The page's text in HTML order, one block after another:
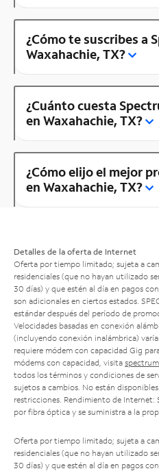
¿Cómo te suscribes a
Waxahachie, TX?
¿Cuánto cuesta
en Waxahachie, TX?
¿Cómo elijo el mejor
en Waxahachie, TX?
Detalles de la oferta de Internet
Oferta por tiempo limitado; sujeta a
residenciales (que no hayan utilizado
30 días) y que estén al día en pagos
son adicionales en ciertos estados.
estándar después del período de
Velocidades basadas en conexión
(incluyendo conexión inalámbrica)
requiere módem con capacidad Gig
módems con capacidad, visita
todos los términos y condiciones de
sujetos a cambios. No están
restricciones. Rendimiento de
por fibra óptica y se suministra a la
Oferta por tiempo limitado; sujeta a
residenciales (que no hayan utilizado
30 días) y que estén al día en pagos